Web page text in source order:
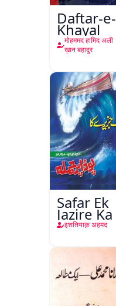
Daftar-e-
Khayal
मोहममद हामिद अली
ख़ान बहादुर
Safar Ek
Jazire Ka
इशतियाक़ अहमद